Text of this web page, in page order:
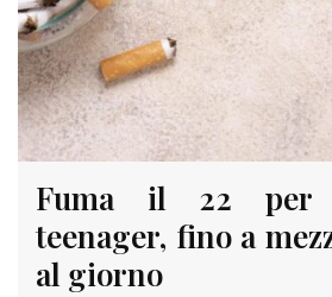
Fuma il 22 per
teenager, fino a
al giorno